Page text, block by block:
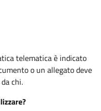
telematica è indicato
o un allegato deve
chi.